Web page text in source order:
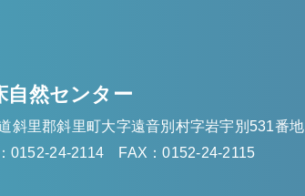
自然センター
斜里郡斜里町大字遠音別村字岩宇別531番地
0152-24-2114 FAX：0152-24-2115